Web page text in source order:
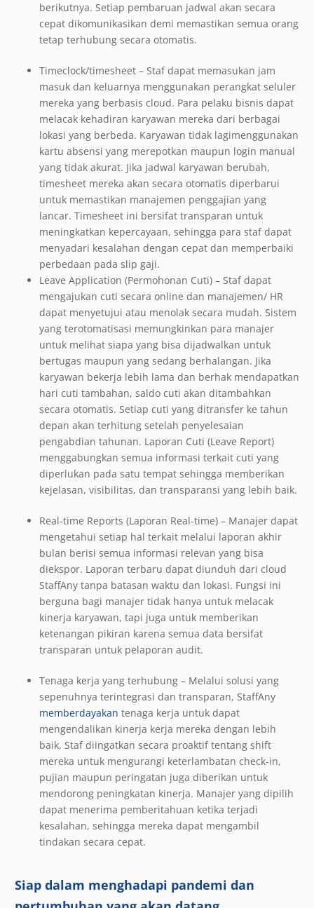
berikutnya. Setiap pembaruan jadwal akan secara
cepat dikomunikasikan demi memastikan semua orang
tetap terhubung secara otomatis.
Timeclock/timesheet – Staf dapat memasukan jam
masuk dan keluarnya menggunakan perangkat seluler
mereka yang berbasis cloud. Para pelaku bisnis dapat
melacak kehadiran karyawan mereka dari berbagai
lokasi yang berbeda. Karyawan tidak lagimenggunakan
kartu absensi yang merepotkan maupun login manual
yang tidak akurat. Jika jadwal karyawan berubah,
timesheet mereka akan secara otomatis diperbarui
untuk memastikan manajemen penggajian yang
lancar. Timesheet ini bersifat transparan untuk
meningkatkan kepercayaan, sehingga para staf dapat
menyadari kesalahan dengan cepat dan memperbaiki
perbedaan pada slip gaji.
Leave Application (Permohonan Cuti) – Staf dapat
mengajukan cuti secara online dan manajemen/ HR
dapat menyetujui atau menolak secara mudah. Sistem
yang terotomatisasi memungkinkan para manajer
untuk melihat siapa yang bisa dijadwalkan untuk
bertugas maupun yang sedang berhalangan. Jika
karyawan bekerja lebih lama dan berhak mendapatkan
hari cuti tambahan, saldo cuti akan ditambahkan
secara otomatis. Setiap cuti yang ditransfer ke tahun
depan akan terhitung setelah penyelesaian
pengabdian tahunan. Laporan Cuti (Leave Report)
menggabungkan semua informasi terkait cuti yang
diperlukan pada satu tempat sehingga memberikan
kejelasan, visibilitas, dan transparansi yang lebih baik.
Real-time Reports (Laporan Real-time) – Manajer dapat
mengetahui setiap hal terkait melalui laporan akhir
bulan berisi semua informasi relevan yang bisa
diekspor. Laporan terbaru dapat diunduh dari cloud
StaffAny tanpa batasan waktu dan lokasi. Fungsi ini
berguna bagi manajer tidak hanya untuk melacak
kinerja karyawan, tapi juga untuk memberikan
ketenangan pikiran karena semua data bersifat
transparan untuk pelaporan audit.
Tenaga kerja yang terhubung – Melalui solusi yang
sepenuhnya terintegrasi dan transparan, StaffAny
memberdayakan tenaga kerja untuk dapat
mengendalikan kinerja kerja mereka dengan lebih
baik. Staf diingatkan secara proaktif tentang shift
mereka untuk mengurangi keterlambatan check-in,
pujian maupun peringatan juga diberikan untuk
mendorong peningkatan kinerja. Manajer yang dipilih
dapat menerima pemberitahuan ketika terjadi
kesalahan, sehingga mereka dapat mengambil
tindakan secara cepat.
Siap dalam menghadapi pandemi dan